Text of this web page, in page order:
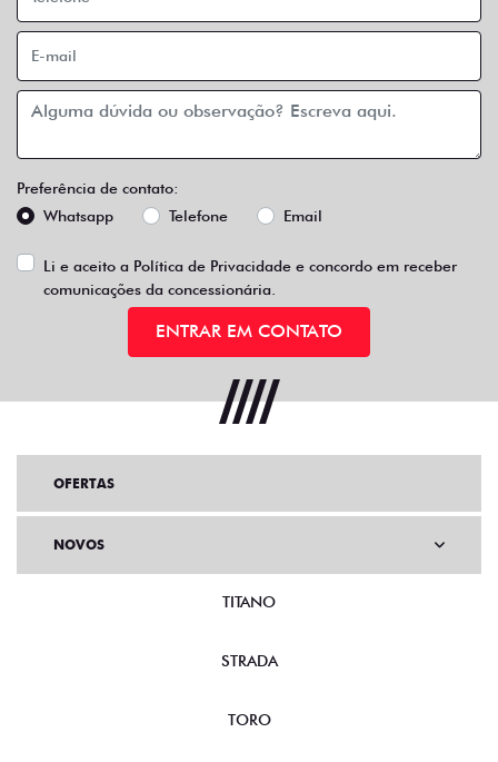
Preferência de contato:
Whatsapp
Telefone Email
Li e aceito a Política de Privacidade e concordo em receber
comunicações da concessionária.
ENTRAR EM CONTATO
OFERTAS
NOVOS
TITANO
STRADA
TORO